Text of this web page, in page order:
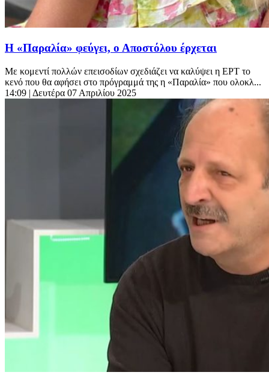
Η «Παραλία» φεύγει, ο Αποστόλου έρχεται
Με κομεντί πολλών επεισοδίων σχεδιάζει να καλύψει η ΕΡΤ το
κενό που θα αφήσει στο πρόγραμμά της η «Παραλία» που ολοκλ...
14:09 | Δευτέρα 07 Απριλίου 2025